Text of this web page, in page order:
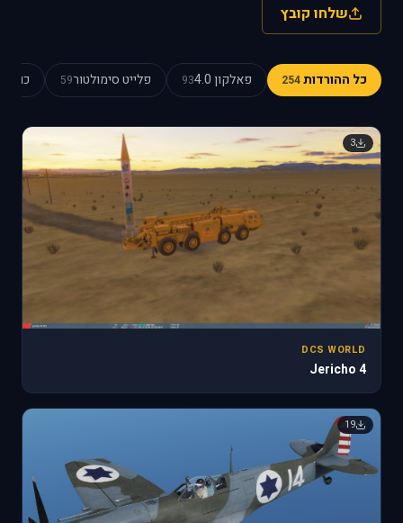
שלחו קובץ
כל ההורדות254 פאלקון 4.0 93 פלייט סימולטור59 כוכב
3
DCS WORLD
Jericho 4
19